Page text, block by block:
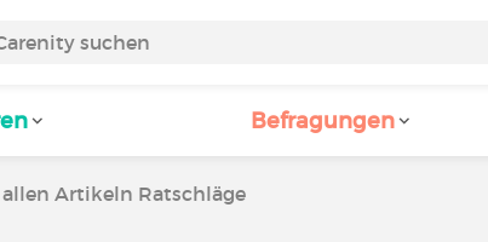
Befragungen
Artikeln Ratschläge